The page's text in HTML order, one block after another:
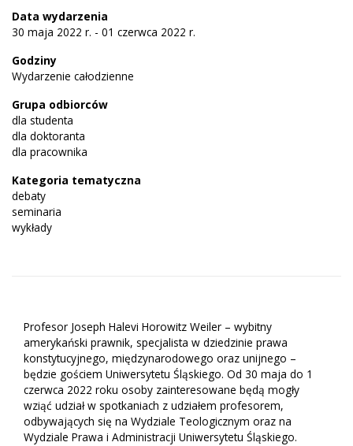
Data wydarzenia
30 maja 2022 r. - 01 czerwca 2022 r.
Godziny
Wydarzenie całodzienne
Grupa odbiorców
dla studenta
dla doktoranta
dla pracownika
Kategoria tematyczna
debaty
seminaria
wykłady
Profesor Joseph Halevi Horowitz Weiler – wybitny
amerykański prawnik, specjalista w dziedzinie prawa
konstytucyjnego, międzynarodowego oraz unijnego –
będzie gościem Uniwersytetu Śląskiego. Od 30 maja do 1
czerwca 2022 roku osoby zainteresowane będą mogły
wziąć udział w spotkaniach z udziałem profesorem,
odbywających się na Wydziale Teologicznym oraz na
Wydziale Prawa i Administracji Uniwersytetu Śląskiego.